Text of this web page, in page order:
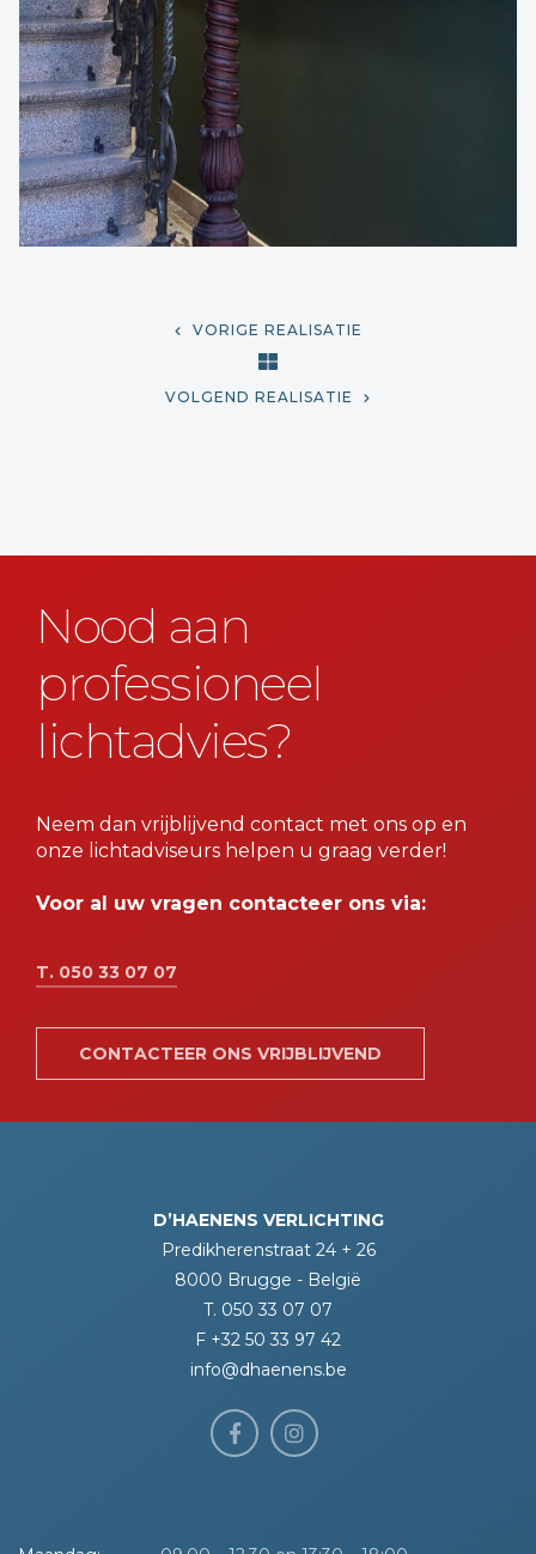
VORIGE REALISATIE
VOLGEND REALISATIE
Nood aan
professioneel
lichtadvies?
Neem dan vrijblijvend contact met ons op en
onze lichtadviseurs helpen u graag verder!
Voor al uw vragen contacteer ons via:
T. 050 33 07 07
CONTACTEER ONS VRIJBLIJVEND
D’HAENENS VERLICHTING
Predikherenstraat 24 + 26
8000 Brugge - België
T. 050 33 07 07
F +32 50 33 97 42
info@dhaenens.be